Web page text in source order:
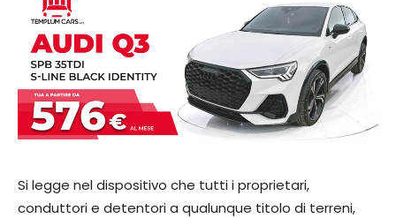
Si legge nel dispositivo che tutti i proprietari,
conduttori e detentori a qualunque titolo di terreni,